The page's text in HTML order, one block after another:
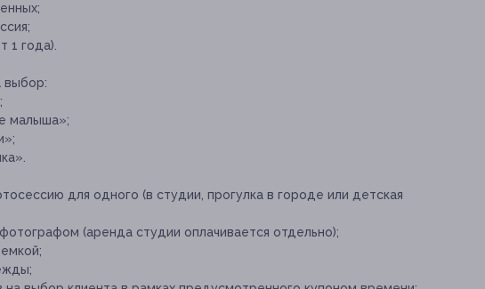
1 года).
выбор:
малыша»;
для одного (в студии, прогулка в городе или детская
(аренда студии оплачивается отдельно);